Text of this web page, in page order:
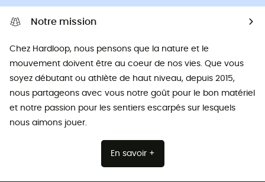
Notre mission
Chez Hardloop, nous pensons que la nature et le
mouvement doivent être au coeur de nos vies. Que vous
soyez débutant ou athlète de haut niveau, depuis 2015,
nous partageons avec vous notre goût pour le bon matériel
et notre passion pour les sentiers escarpés sur lesquels
nous aimons jouer.
En savoir +